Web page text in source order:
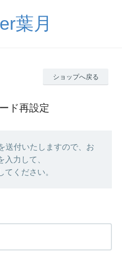
葉月
ショップへ戻る
ド再設定
送付いたしますので、お
力して、
ください。